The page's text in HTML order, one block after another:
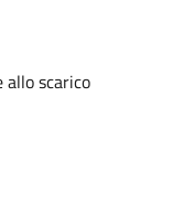
scarico